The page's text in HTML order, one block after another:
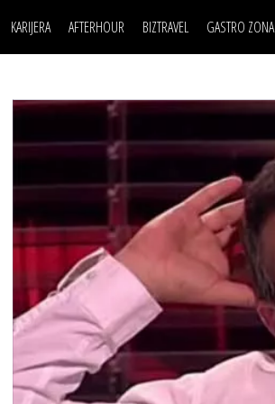
KARIJERA
LJUDI (HR)
MOJ UGAO
USAVRŠAVANJE
AFTERHOUR
KNJIGE
AUTO SVET
STIL
BIZTRAVEL GASTRO ZONA
POSAO
MOJ UGAO
KNOW-HOW
FILM I SCENA
AUTO SVET
WELLBEING